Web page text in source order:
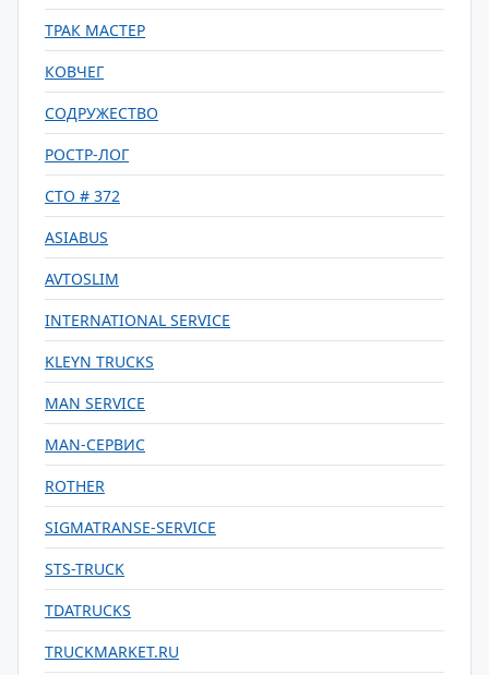
ТРАК МАСТЕР
КОВЧЕГ
СОДРУЖЕСТВО
РОСТР-ЛОГ
СТО # 372
ASIABUS
AVTOSLIM
INTERNATIONAL SERVICE
KLEYN TRUCKS
MAN SERVICE
MAN-СЕРВИС
ROTHER
SIGMATRANSE-SERVICE
STS-TRUCK
TDATRUCKS
TRUCKMARKET.RU